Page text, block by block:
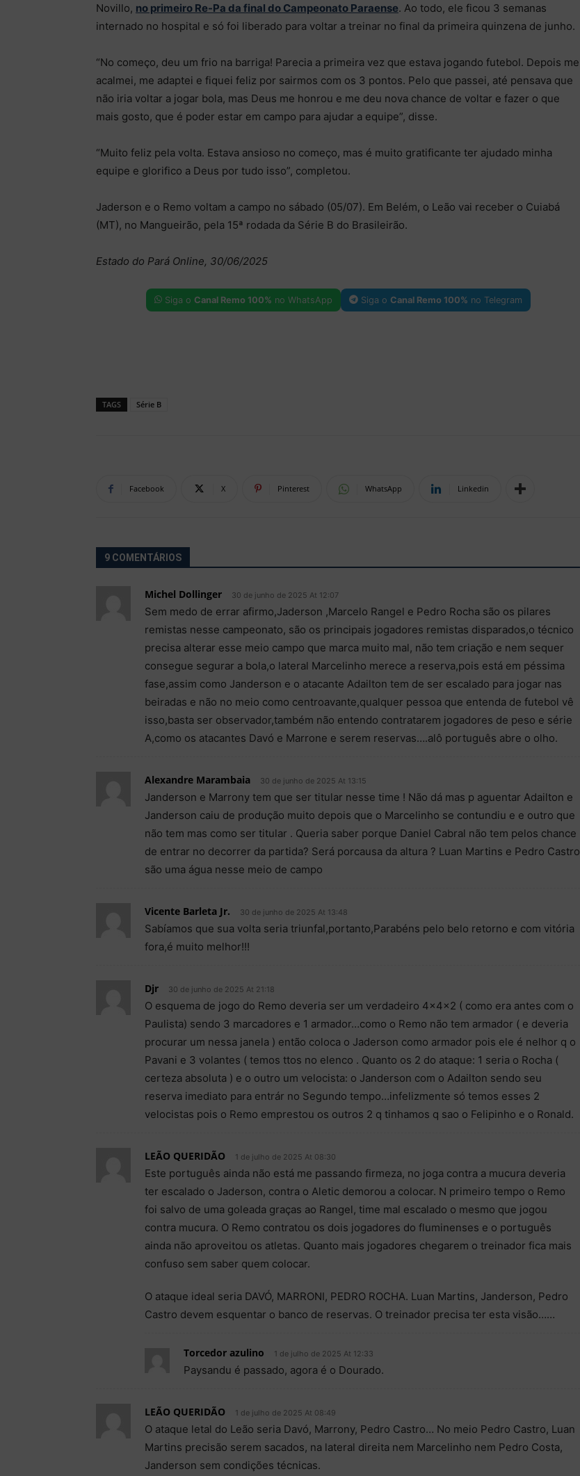
Novillo, no primeiro Re-Pa da final do Campeonato Paraense. Ao todo, ele ficou 3 semanas
internado no hospital e só foi liberado para voltar a treinar no final da primeira quinzena de junho.
“No começo, deu um frio na barriga! Parecia a primeira vez que estava jogando futebol. Depois me
acalmei, me adaptei e fiquei feliz por sairmos com os 3 pontos. Pelo que passei, até pensava que
não iria voltar a jogar bola, mas Deus me honrou e me deu nova chance de voltar e fazer o que
mais gosto, que é poder estar em campo para ajudar a equipe”, disse.
“Muito feliz pela volta. Estava ansioso no começo, mas é muito gratificante ter ajudado minha
equipe e glorifico a Deus por tudo isso”, completou.
Jaderson e o Remo voltam a campo no sábado (05/07). Em Belém, o Leão vai receber o Cuiabá
(MT), no Mangueirão, pela 15ª rodada da Série B do Brasileirão.
Estado do Pará Online, 30/06/2025
Siga o Canal Remo 100% no WhatsApp Siga o Canal Remo 100% no Telegram
TAGS Série B
Facebook X Pinterest WhatsApp Linkedin
9 COMENTÁRIOS
Michel Dollinger 30 de junho de 2025 At 12:07
Sem medo de errar afirmo,Jaderson ,Marcelo Rangel e Pedro Rocha são os pilares
remistas nesse campeonato, são os principais jogadores remistas disparados,o técnico
precisa alterar esse meio campo que marca muito mal, não tem criação e nem sequer
consegue segurar a bola,o lateral Marcelinho merece a reserva,pois está em péssima
fase,assim como Janderson e o atacante Adailton tem de ser escalado para jogar nas
beiradas e não no meio como centroavante,qualquer pessoa que entenda de futebol vê
isso,basta ser observador,também não entendo contratarem jogadores de peso e série
A,como os atacantes Davó e Marrone e serem reservas….alô português abre o olho.
Alexandre Marambaia 30 de junho de 2025 At 13:15
Janderson e Marrony tem que ser titular nesse time ! Não dá mas p aguentar Adailton e
Janderson caiu de produção muito depois que o Marcelinho se contundiu e e outro que
não tem mas como ser titular . Queria saber porque Daniel Cabral não tem pelos chance
de entrar no decorrer da partida? Será porcausa da altura ? Luan Martins e Pedro Castro
são uma água nesse meio de campo
Vicente Barleta Jr. 30 de junho de 2025 At 13:48
Sabíamos que sua volta seria triunfal,portanto,Parabéns pelo belo retorno e com vitória
fora,é muito melhor!!!
Djr 30 de junho de 2025 At 21:18
O esquema de jogo do Remo deveria ser um verdadeiro 4x4x2 ( como era antes com o
Paulista) sendo 3 marcadores e 1 armador…como o Remo não tem armador ( e deveria
procurar um nessa janela ) então coloca o Jaderson como armador pois ele é nelhor q o
Pavani e 3 volantes ( temos ttos no elenco . Quanto os 2 do ataque: 1 seria o Rocha (
certeza absoluta ) e o outro um velocista: o Janderson com o Adailton sendo seu
reserva imediato para entrár no Segundo tempo…infelizmente só temos esses 2
velocistas pois o Remo emprestou os outros 2 q tinhamos q sao o Felipinho e o Ronald.
LEÃO QUERIDÃO 1 de julho de 2025 At 08:30
Este português ainda não está me passando firmeza, no joga contra a mucura deveria
ter escalado o Jaderson, contra o Aletic demorou a colocar. N primeiro tempo o Remo
foi salvo de uma goleada graças ao Rangel, time mal escalado o mesmo que jogou
contra mucura. O Remo contratou os dois jogadores do fluminenses e o português
ainda não aproveitou os atletas. Quanto mais jogadores chegarem o treinador fica mais
confuso sem saber quem colocar.
O ataque ideal seria DAVÓ, MARRONI, PEDRO ROCHA. Luan Martins, Janderson, Pedro
Castro devem esquentar o banco de reservas. O treinador precisa ter esta visão……
Torcedor azulino 1 de julho de 2025 At 12:33
Paysandu é passado, agora é o Dourado.
LEÃO QUERIDÃO 1 de julho de 2025 At 08:49
O ataque letal do Leão seria Davó, Marrony, Pedro Castro… No meio Pedro Castro, Luan
Martins precisão serem sacados, na lateral direita nem Marcelinho nem Pedro Costa,
Janderson sem condições técnicas.